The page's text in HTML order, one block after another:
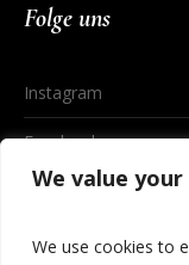
We value
We use cookies to
Folge uns
Instagram
Facebook